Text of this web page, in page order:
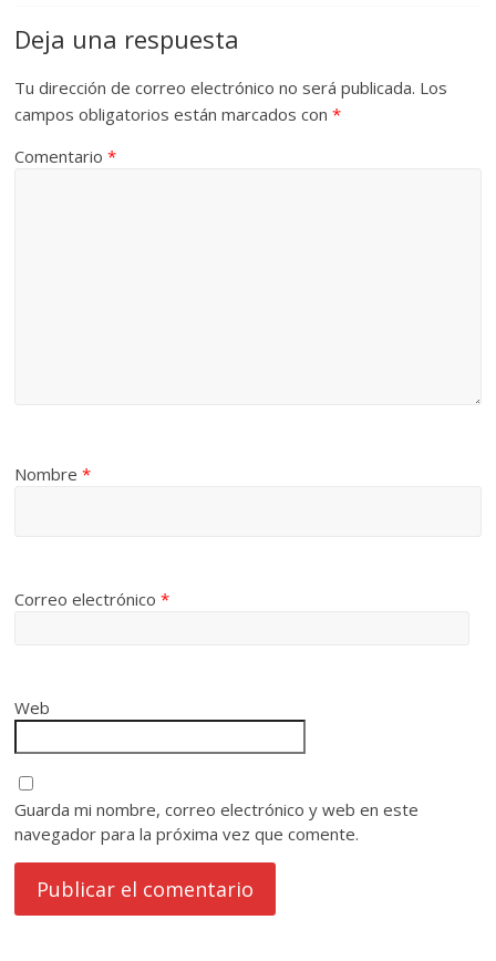
Deja una respuesta
Tu dirección de correo electrónico no será publicada. Los
campos obligatorios están marcados con*
Comentario*
Nombre*
Correo electrónico*
Web
Guarda mi nombre, correo electrónico y web en este
navegador para la próxima vez que comente.